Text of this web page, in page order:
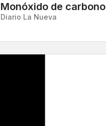
Monóxido de carbono
Diario La Nueva